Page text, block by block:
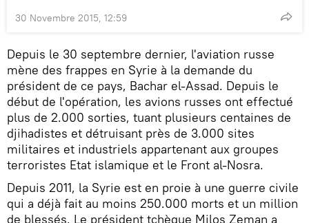
30 Novembre 2015, 12:59
Depuis le 30 septembre dernier, l'aviation russe
mène des frappes en Syrie à la demande du
président de ce pays, Bachar el-Assad. Depuis le
début de l'opération, les avions russes ont effectué
plus de 2.000 sorties, tuant plusieurs centaines de
djihadistes et détruisant près de 3.000 sites
militaires et industriels appartenant aux groupes
terroristes Etat islamique et le Front al-Nosra.
Depuis 2011, la Syrie est en proie à une guerre civile
qui a déjà fait au moins 250.000 morts et un million
de blessés. Le président tchèque Milos Zeman a